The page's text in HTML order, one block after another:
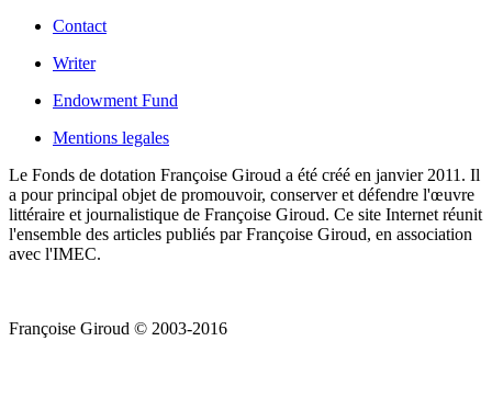
Contact
Writer
Endowment Fund
Mentions legales
Le Fonds de dotation Françoise Giroud a été créé en janvier 2011. Il
a pour principal objet de promouvoir, conserver et défendre l'œuvre
littéraire et journalistique de Françoise Giroud. Ce site Internet réunit
l'ensemble des articles publiés par Françoise Giroud, en association
avec l'IMEC.
Françoise Giroud © 2003-2016